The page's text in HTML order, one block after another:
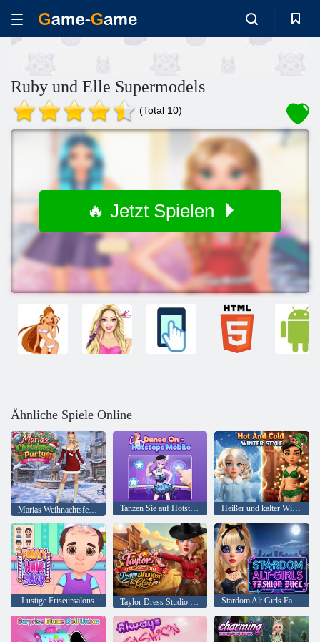
Ruby und Elle Supermodels
(Total 10)
🔥 Jetzt Spielen
Ähnliche Spiele Online
Marias Weihnachtsfeier-Verkleidung Tanzen Sie auf Hotsteps Mobile Heißer und kalter Winterstil
Lustige Friseursalons Stardom Alt Girls Fashion Duel